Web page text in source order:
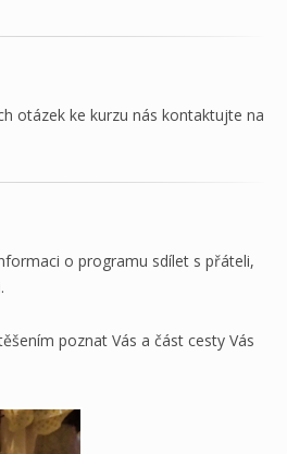
otázek ke kurzu nás kontaktujte na
o programu sdílet s přáteli,
poznat Vás a část cesty Vás